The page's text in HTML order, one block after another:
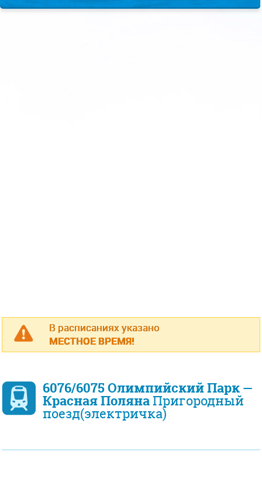
В расписаниях указано
МЕСТНОЕ ВРЕМЯ!
6076/6075 Олимпийский Парк —
Красная ПолянаПригородный
поезд(электричка)